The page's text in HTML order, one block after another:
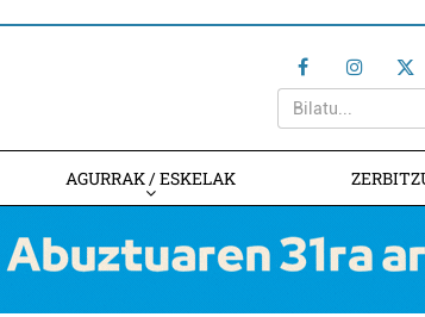
AGURRAK / ESKELAK